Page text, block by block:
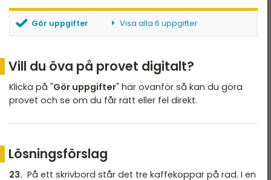
Gör uppgifter Visa alla 6 uppgifter
PP5 - NOG - uppgift 24
PP5 - NOG - uppgift 25
PP5 - NOG - uppgift 26
PP5 - NOG - uppgift 27
Vill du öva på provet digitalt?
Klicka på "Gör uppgifter" här ovanför så kan du göra
provet och se om du får rätt eller fel direkt.
Lösningsförslag
23. På ett skrivbord står det tre kaffekoppar på rad. I en
GYMNASIET
HT 2025
VT 2025
HT 2024
VT 2024
HT 2023
HT 2022
DIGITALA VERKTYG
MATTE PÅ LÄTT SV